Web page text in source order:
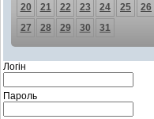
20
21 22 23 24 25
26
27
28 29 30 31
Логін
Пароль